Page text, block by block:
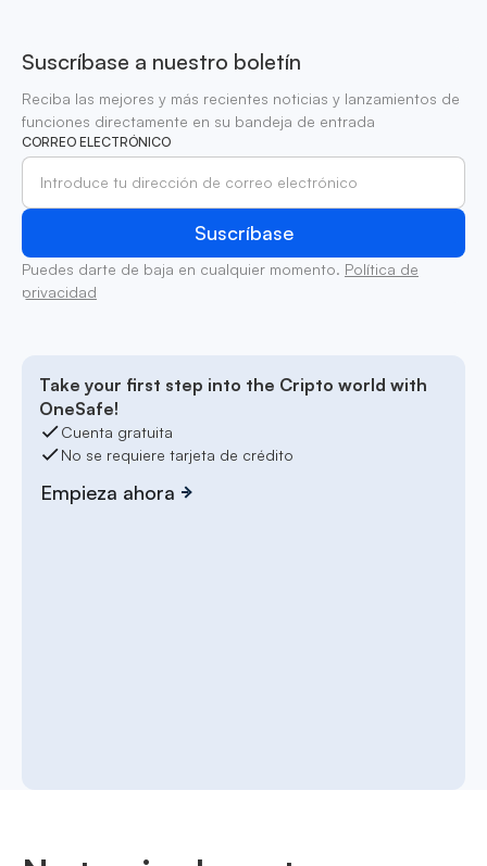
Suscríbase a nuestro boletín
Reciba las mejores y más recientes noticias y lanzamientos de
funciones directamente en su bandeja de entrada
CORREO ELECTRÓNICO
Puedes darte de baja en cualquier momento. Política de
privacidad
Take your first step into the Cripto world with
OneSafe!
Cuenta gratuita
No se requiere tarjeta de crédito
Empieza ahora